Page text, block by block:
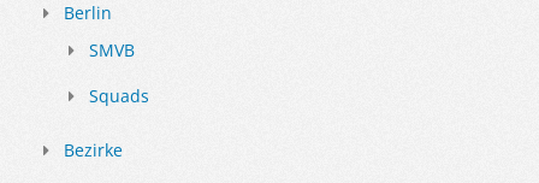
Berlin
SMVB
Squads
Bezirke